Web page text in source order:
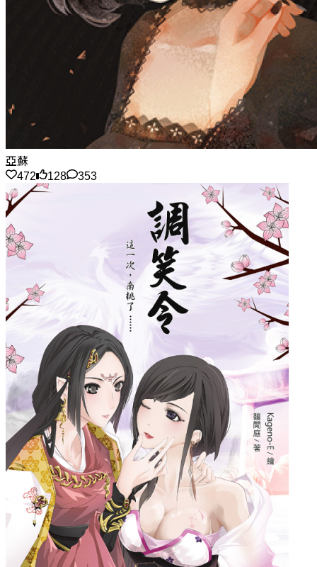
亞蘇
472
128 353